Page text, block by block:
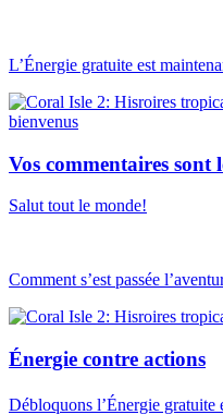
L’Énergie gratuite est
Vos commentaires sont
Salut tout le monde!
Comment s’est passée
Énergie contre actions
Débloquons l’Énergie gratuite